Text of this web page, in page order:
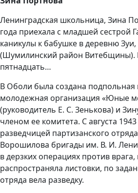
Ленинградская школьница, Зина
года приехала с младшей сестрой
каникулы к бабушке в деревню
(Шумилинский район Витебщины).
пятнадцать…
В Оболи была создана
молодежная организация «Юные
(руководитель Е. С. Зенькова) и
членом ее комитета. С августа
разведчицей партизанского
Ворошилова бригады им. В. И.
в дерзких операциях против врага,
распространяла листовки, по
отряда вела разведку.